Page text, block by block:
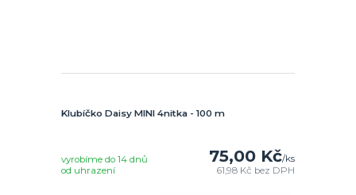
Klubíčko Daisy MINI 4nitka - 100 m
75,00 Kč/ks
61,98 Kč bez DPH
vyrobíme do 14 dnů
od uhrazení